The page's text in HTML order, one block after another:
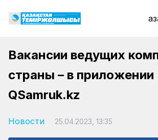
Вакансии ведущих
страны – в приложении
QSamruk.kz
Новости 25.04.2023, 13:35